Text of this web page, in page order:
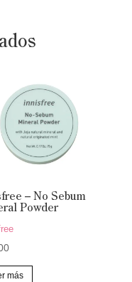
– No Sebum
Powder
más